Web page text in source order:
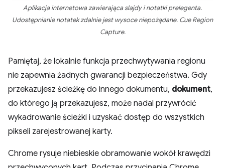
Aplikacja internetowa zawierająca slajdy i notatki prelegenta.
Udostępnianie notatek zdalnie jest wysoce niepożądane. Cue Region
Capture.
Pamiętaj, że lokalnie funkcja przechwytywania regionu
nie zapewnia żadnych gwarancji bezpieczeństwa. Gdy
przekazujesz ścieżkę do innego dokumentu, dokument,
do którego ją przekazujesz, może nadal przywrócić
wykadrowanie ścieżki i uzyskać dostęp do wszystkich
pikseli zarejestrowanej karty.
Chrome rysuje niebieskie obramowanie wokół krawędzi